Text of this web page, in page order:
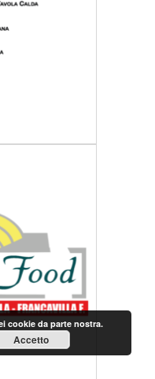
cookie da parte nostra.
Accetto